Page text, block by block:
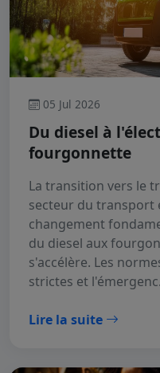
05 Jul 2026
Du diesel à
fourgonnette
La transition vers le
secteur du transport
changement
du diesel aux
s'accélère. Les
strictes et
Lire la suite